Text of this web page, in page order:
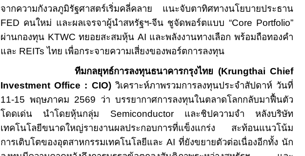
จากความกังวลภูมิรัฐศาสตร์เริ่มคลี่คลาย แนะจับตาทิศทางนโยบายประธาน
FED คนใหม่ และผลเจรจาผู้นำสหรัฐฯ-จีน ชูจัดพอร์ตแบบ “Core Portfolio”
ผ่านกองทุน KTWCทยอยสะสมหุ้น AI และพลังงานทางเลือก พร้อมถือทองคำ
และ REITsไทย เพื่อกระจายความเสี่ยงของพอร์ตการลงทุน
ทีมกลยุทธ์การลงทุนธนาคารกรุงไทย (Krungthai Chief
Investment Office : CIO)วิเคราะห์ภาพรวมการลงทุนประจำสัปดาห์ วันที่
11-15 พฤษภาคม 2569 ว่า บรรยากาศการลงทุนในตลาดโลกกลับมาฟื้นตัว
โดดเด่น นำโดยหุ้นกลุ่ม Semiconductor และชิปความจำ หลังบริษัท
เทคโนโลยีขนาดใหญ่รายงานผลประกอบการที่แข็งแกร่ง สะท้อนแนวโน้ม
การเติบโตของอุตสาหกรรมเทคโนโลยีและ AI ที่ยังขยายตัวต่อเนื่องอีกทั้ง นัก